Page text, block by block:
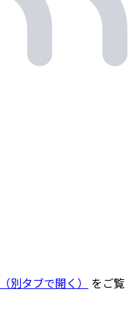
（別タブで開く）
をご覧